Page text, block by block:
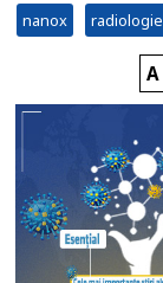
nanox radiologie